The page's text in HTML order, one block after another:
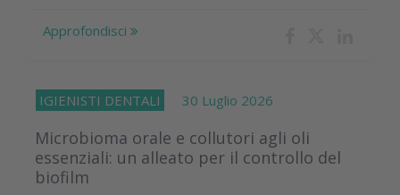
Approfondisci
IGIENISTI DENTALI 30 Luglio 2026
Microbioma orale e collutori agli oli
essenziali: un alleato per il controllo del
biofilm